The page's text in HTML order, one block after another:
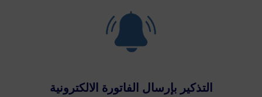
التذكير بإرسال الفاتورة الالكترونية